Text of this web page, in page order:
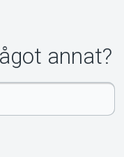
annat?